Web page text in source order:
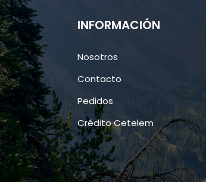
INFORMACIÓN
Nosotros
Contacto
Pedidos
Crédito Cetelem